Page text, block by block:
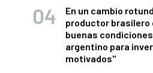
En un cambio
productor brasilero
buenas
argentino para
motivados"